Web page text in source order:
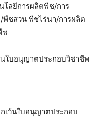
โลยีการผลิตพืช/การ
พืชสวน พืชไร่นา/การผลิต
ช
ใบอนุญาตประกอบวิชาชีพ
เว้นใบอนุญาตประกอบ